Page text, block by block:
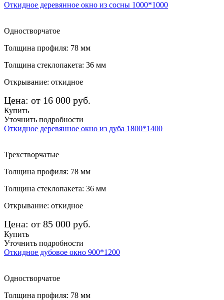
Откидное деревянное окно из сосны 1000*1000
Одностворчатое
Толщина профиля: 78 мм
Толщина стеклопакета: 36 мм
Открывание: откидное
Цена: от 16 000 руб.
Купить
Уточнить подробности
Откидное деревянное окно из дуба 1800*1400
Трехстворчатые
Толщина профиля: 78 мм
Толщина стеклопакета: 36 мм
Открывание: откидное
Цена: от 85 000 руб.
Купить
Уточнить подробности
Откидное дубовое окно 900*1200
Одностворчатое
Толщина профиля: 78 мм